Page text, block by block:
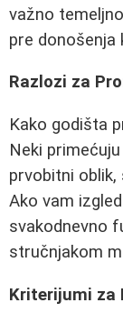
važno
pre donošenja
Razlozi za
Kako godišta
Neki
prvobitni
Ako vam
svakodnevno
stručnjakom
Kriterijumi za